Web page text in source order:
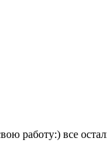
работу:) все